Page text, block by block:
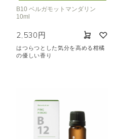
B10 ベルガモットマンダリン
10ml
2,530円
はつらつとした気分を高める柑橘
の優しい香り